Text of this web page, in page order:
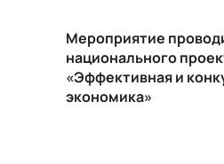
Мероприятие
национального
«Эффективная и
экономика»